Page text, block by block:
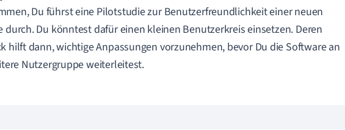
Du führst eine Pilotstudie zur Benutzerfreundlichkeit einer neuen
durch. Du könntest dafür einen kleinen Benutzerkreis einsetzen. Deren
hilft dann, wichtige Anpassungen vorzunehmen, bevor Du die Software an
Nutzergruppe weiterleitest.